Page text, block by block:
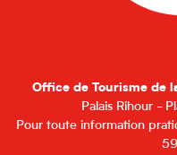
Office de Tourisme de
Palais Rihour -
Pour toute information